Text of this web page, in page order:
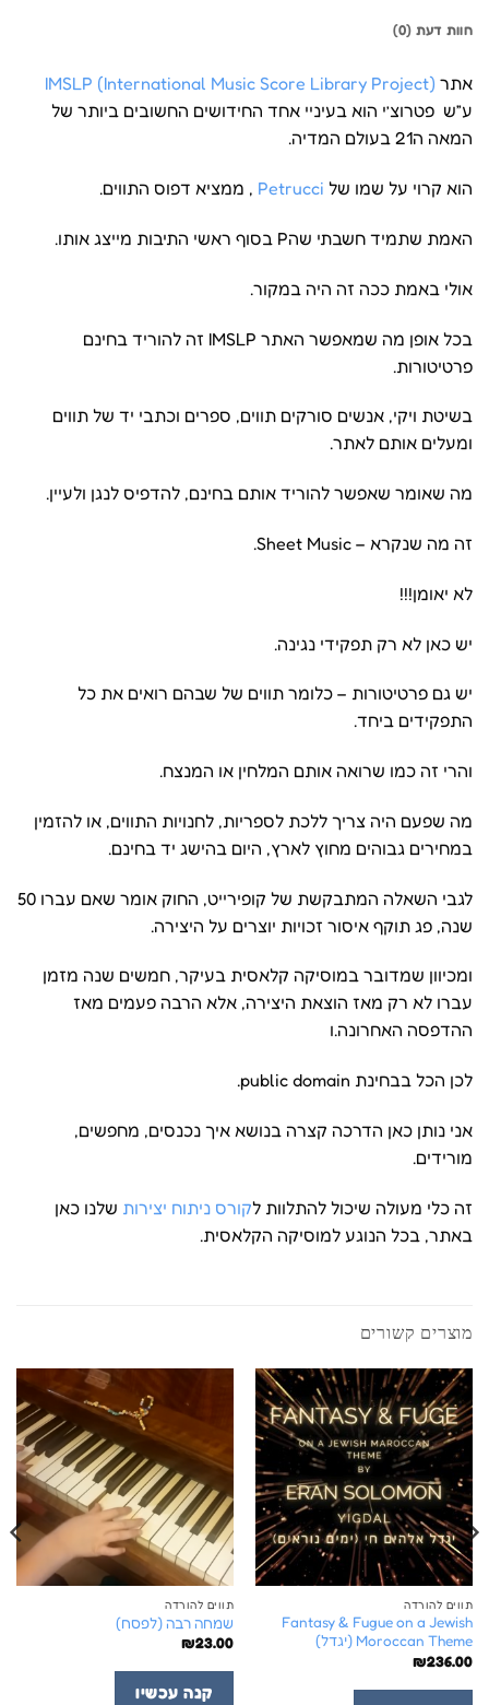
חוות דעת (0)
אתר (IMSLP (International Music Score Library Project
ע”ש פטרוצ’י הוא בעיניי אחד החידושים החשובים ביותר של
המאה ה21 בעולם המדיה.
הוא קרוי על שמו של Petrucci , ממציא דפוס התווים.
האמת שתמיד חשבתי שהP בסוף ראשי התיבות מייצג אותו.
אולי באמת ככה זה היה במקור.
בכל אופן מה שמאפשר האתר IMSLP זה להוריד בחינם
פרטיטורות.
בשיטת ויקי, אנשים סורקים תווים, ספרים וכתבי יד של תווים
ומעלים אותם לאתר.
מה שאומר שאפשר להוריד אותם בחינם, להדפיס לנגן ולעיין.
זה מה שנקרא – Sheet Music.
לא יאומן!!!
יש כאן לא רק תפקידי נגינה.
יש גם פרטיטורות – כלומר תווים של שבהם רואים את כל
התפקידים ביחד.
והרי זה כמו שרואה אותם המלחין או המנצח.
מה שפעם היה צריך ללכת לספריות, לחנויות התווים, או להזמין
במחירים גבוהים מחוץ לארץ, היום בהישג יד בחינם.
לגבי השאלה המתבקשת של קופירייט, החוק אומר שאם עברו 50
שנה, פג תוקף איסור זכויות יוצרים על היצירה.
ומכיוון שמדובר במוסיקה קלאסית בעיקר, חמשים שנה מזמן
עברו לא רק מאז הוצאת היצירה, אלא הרבה פעמים מאז
ההדפסה האחרונה.ו
לכן הכל בבחינת public domain.
אני נותן כאן הדרכה קצרה בנושא איך נכנסים, מחפשים,
מורידים.
זה כלי מעולה שיכול להתלוות לקורס ניתוח יצירות שלנו כאן
באתר, בכל הנוגע למוסיקה הקלאסית.
מוצרים קשורים
תווים להורדה
Fantasy & Fugue on a Jewish
Moroccan Theme (יגדל)
₪236.00
תווים להורדה
שמחה רבה (לפסח)
₪23.00
קנה עכשיו